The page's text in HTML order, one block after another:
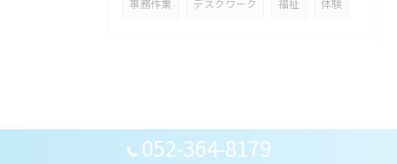
事務作業 デスクワーク 福祉 体験
052-364-8179